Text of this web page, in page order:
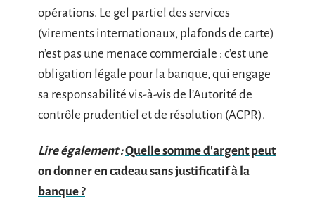
opérations. Le gel partiel des services
(virements internationaux, plafonds de carte)
n’est pas une menace commerciale : c’est une
obligation légale pour la banque, qui engage
sa responsabilité vis-à-vis de l’Autorité de
contrôle prudentiel et de résolution (ACPR).
Lire également :Quelle somme d'argent peut
on donner en cadeau sans justificatif à la
banque ?